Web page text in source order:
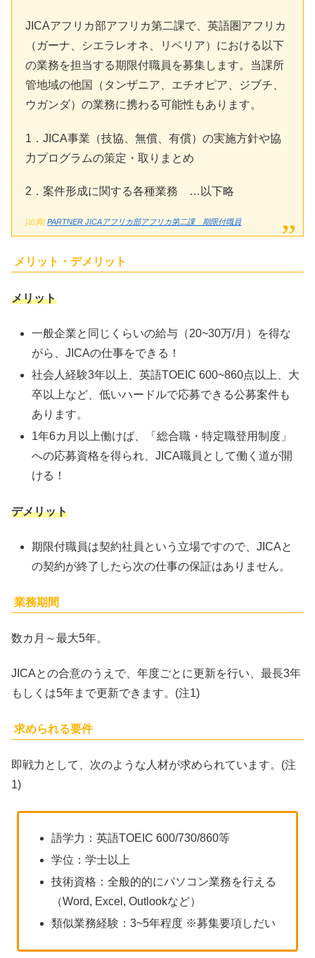
JICAアフリカ部アフリカ第二課で、英語圏アフリカ
（ガーナ、シエラレオネ、リベリア）における以下
の業務を担当する期限付職員を募集します。当課所
管地域の他国（タンザニア、エチオピア、ジブチ、
ウガンダ）の業務に携わる可能性もあります。
1．JICA事業（技協、無償、有償）の実施方針や協
力プログラムの策定・取りまとめ
2．案件形成に関する各種業務 …以下略
[出典]PARTNER JICAアフリカ部アフリカ第二課 期限付職員
メリット・デメリット
メリット
一般企業と同じくらいの給与（20~30万/月）を得な
がら、JICAの仕事をできる！
社会人経験3年以上、英語TOEIC 600~860点以上、大
卒以上など、低いハードルで応募できる公募案件も
あります。
1年6カ月以上働けば、「総合職・特定職登用制度」
への応募資格を得られ、JICA職員として働く道が開
ける！
デメリット
期限付職員は契約社員という立場ですので、JICAと
の契約が終了したら次の仕事の保証はありません。
業務期間
数カ月～最大5年。
JICAとの合意のうえで、年度ごとに更新を行い、最長3年
もしくは5年まで更新できます。(注1)
求められる要件
即戦力として、次のような人材が求められています。(注
1)
語学力：英語TOEIC 600/730/860等
学位：学士以上
技術資格：全般的的にパソコン業務を行える
（Word, Excel, Outlookなど）
類似業務経験：3~5年程度 ※募集要項しだい